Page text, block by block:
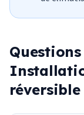
réversible